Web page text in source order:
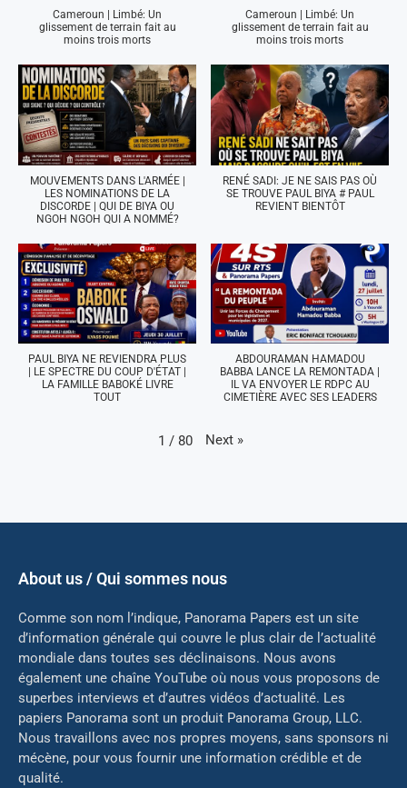
Cameroun | Limbé: Un
glissement de terrain fait au
moins trois morts
Cameroun | Limbé: Un
glissement de terrain fait au
moins trois morts
MOUVEMENTS DANS L'ARMÉE |
LES NOMINATIONS DE LA
DISCORDE | QUI DE BIYA OU
NGOH NGOH QUI A NOMMÉ?
RENÉ SADI: JE NE SAIS PAS OÙ
SE TROUVE PAUL BIYA # PAUL
REVIENT BIENTÔT
PAUL BIYA NE REVIENDRA PLUS
| LE SPECTRE DU COUP D'ÉTAT |
LA FAMILLE BABOKÉ LIVRE
TOUT
ABDOURAMAN HAMADOU
BABBA LANCE LA REMONTADA |
IL VA ENVOYER LE RDPC AU
CIMETIÈRE AVEC SES LEADERS
1 / 80 Next »
About us / Qui sommes nous
Comme son nom l’indique, Panorama Papers est un site
d’information générale qui couvre le plus clair de l’actualité
mondiale dans toutes ses déclinaisons. Nous avons
également une chaîne YouTube où nous vous proposons de
superbes interviews et d’autres vidéos d’actualité. Les
papiers Panorama sont un produit Panorama Group, LLC.
Nous travaillons avec nos propres moyens, sans sponsors ni
mécène, pour vous fournir une information crédible et de
qualité.